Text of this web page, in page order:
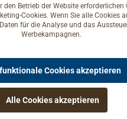
Experten kontaktieren
Betrieb der Website erforderlichen
Cookies. Wenn Sie alle Cookies
für die Analyse und das
Werbekampagnen.
Cookies akzeptieren
Alle Cookies akzeptieren